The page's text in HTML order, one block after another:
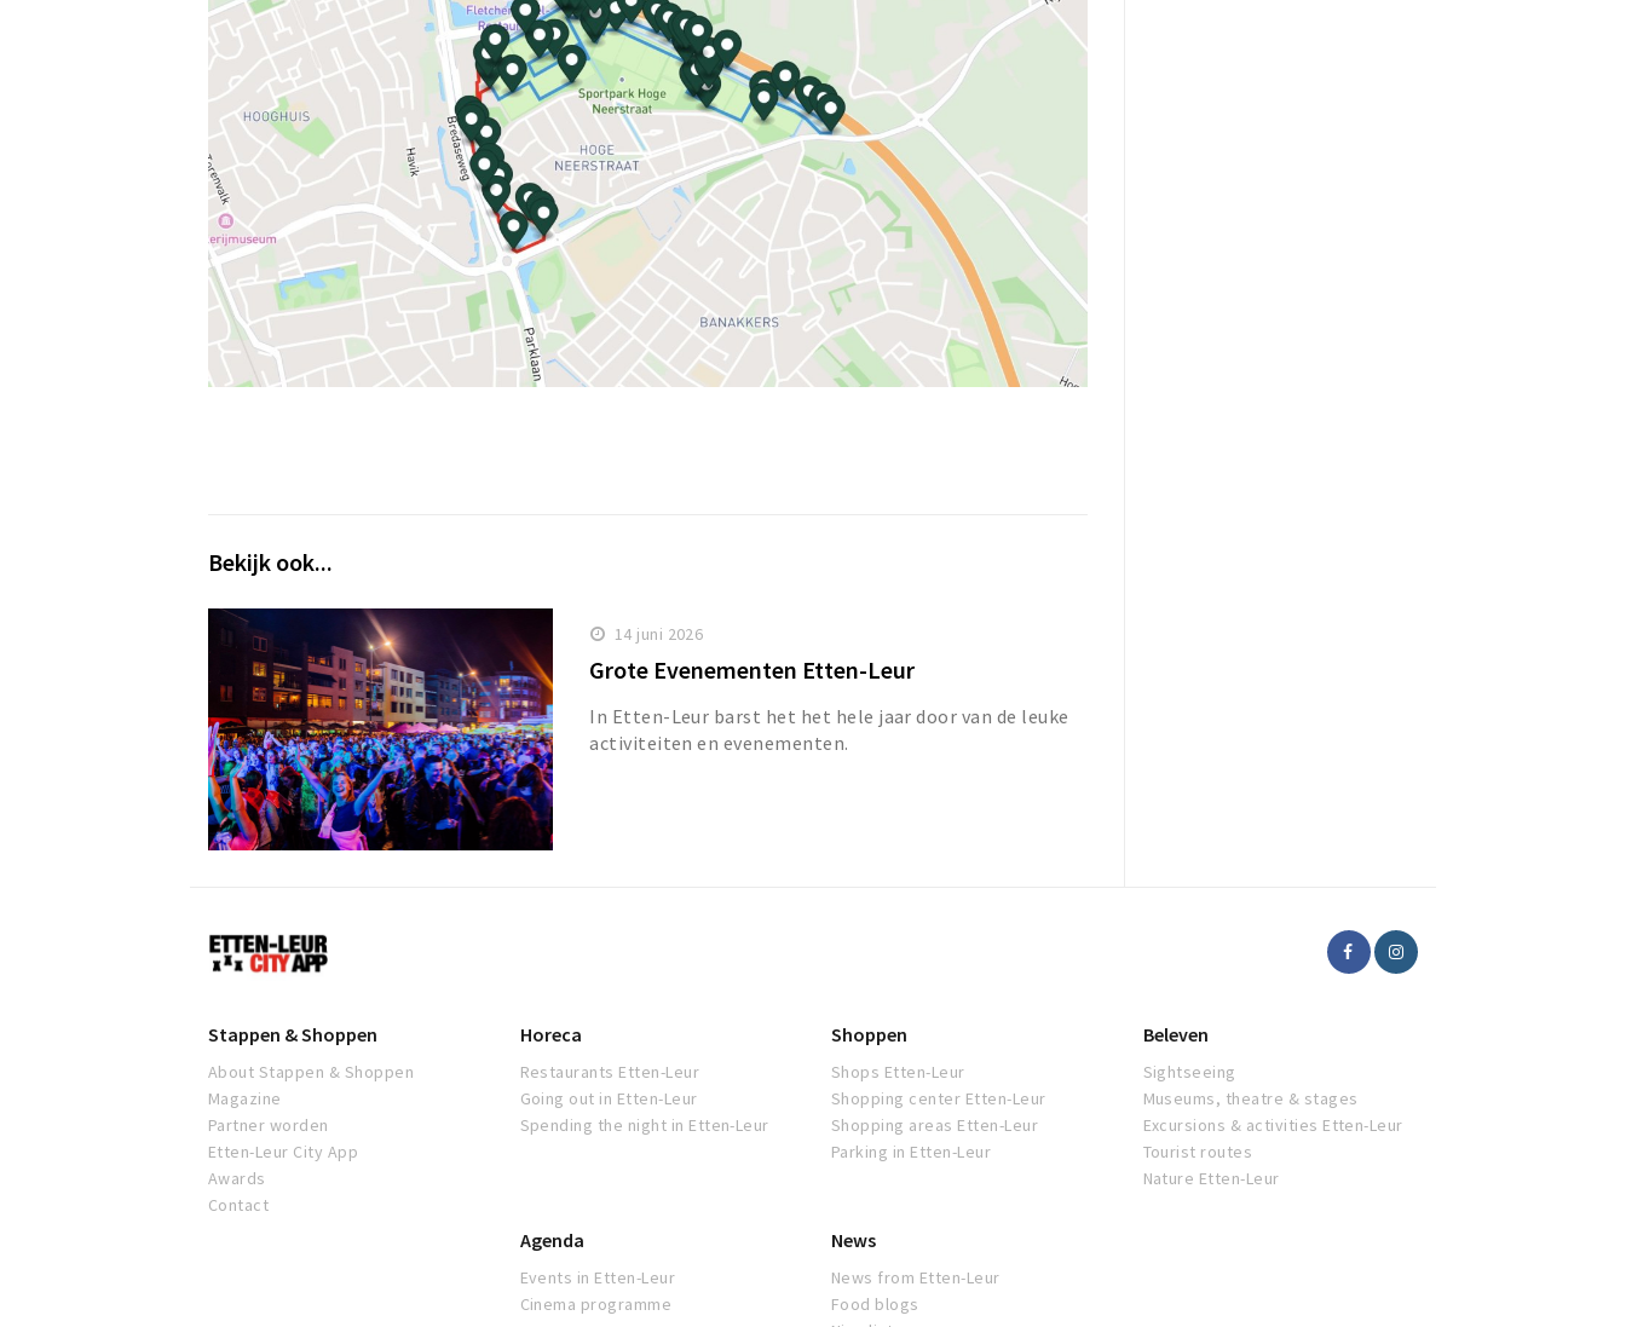
Bekijk ook...
14 juni 2026
Grote Evenementen Etten-Leur
In Etten-Leur barst het het hele jaar door van de leuke
activiteiten en evenementen.
Etten-
Leur
Stappen & Shoppen
About Stappen & Shoppen
Magazine
Partner worden
Etten-Leur City App
Awards
Contact
Horeca
Restaurants Etten-Leur
Going out in Etten-Leur
Spending the night in Etten-Leur
Shoppen
Shops Etten-Leur
Shopping center Etten-Leur
Shopping areas Etten-Leur
Parking in Etten-Leur
Beleven
Sightseeing
Museums, theatre & stages
Excursions & activities Etten-Leur
Tourist routes
Nature Etten-Leur
Agenda
Events in Etten-Leur
Cinema programme
News
News from Etten-Leur
Food blogs